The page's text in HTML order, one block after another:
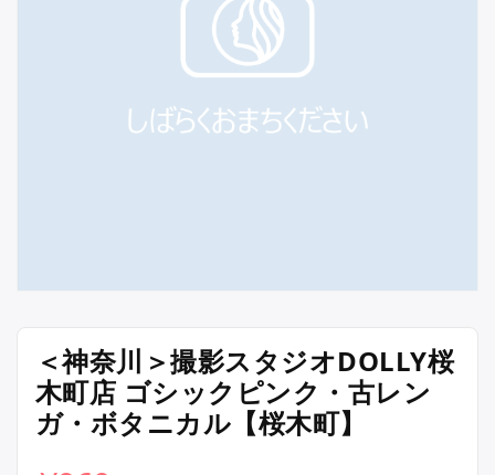
＜神奈川＞撮影スタジオDOLLY桜
木町店 ゴシックピンク・古レン
ガ・ボタニカル【桜木町】